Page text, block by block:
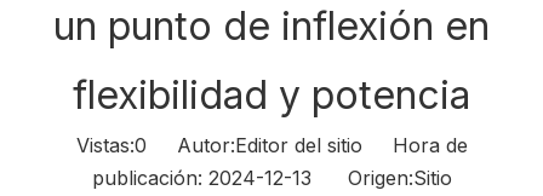
un punto de inflexión en
flexibilidad y potencia
Vistas:0 Autor:Editor del sitio Hora de
publicación: 2024-12-13 Origen:Sitio